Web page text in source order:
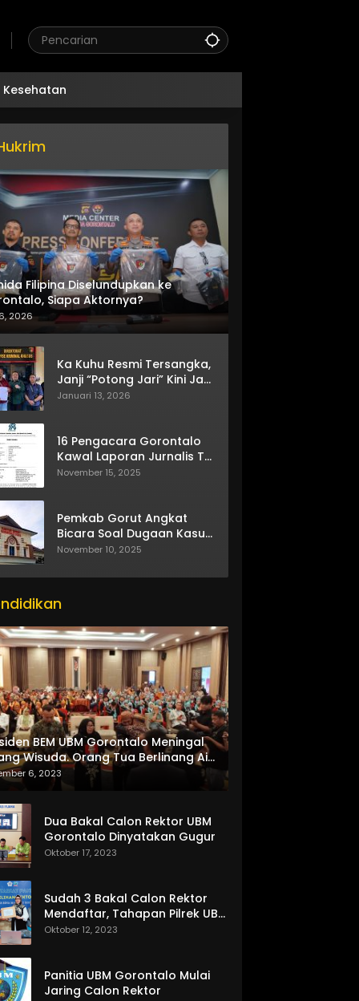
Kesehatan
Filipina Diselundupkan ke
Siapa Aktornya?
2026
Ka Kuhu Resmi Tersangka,
Janji “Potong Jari” Kini Jadi
Bumerang
Januari 13, 2026
16 Pengacara Gorontalo
Kawal Laporan Jurnalis TV
One
November 15, 2025
Pemkab Gorut Angkat
Bicara Soal Dugaan Kasus
Asusila Oknum ASN
November 10, 2025
BEM UBM Gorontalo Meningal
Wisuda. Orang Tua Berlinang Air
Menerima SKL dan Pemasangan
6, 2023
Dua Bakal Calon Rektor UBM
Gorontalo Dinyatakan Gugur
Oktober 17, 2023
Sudah 3 Bakal Calon Rektor
Mendaftar, Tahapan Pilrek UBM
Gorontalo Makin Seru
Oktober 12, 2023
Panitia UBM Gorontalo Mulai
Jaring Calon Rektor